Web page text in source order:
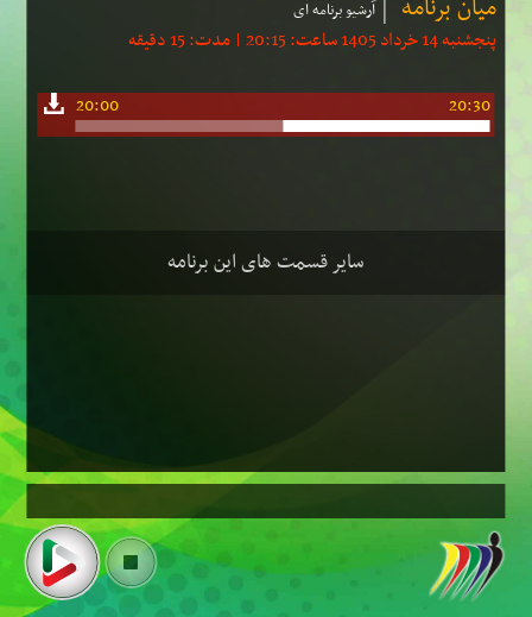
میان برنامه آرشیو برنامه ای
پنجشنبه 14 خرداد 1405 ساعت: 20:15 | مدت: 15 دقیقه
20:00 20:30
سایر قسمت های این برنامه